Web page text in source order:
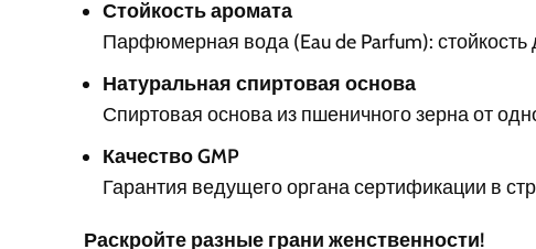
Стойкость аромата
Парфюмерная вода (Eau de Parfum): стойкость
Натуральная спиртовая основа
Спиртовая основа из пшеничного зерна от
Качество GMP
Гарантия ведущего органа сертификации в
Раскройте разные грани женственности!